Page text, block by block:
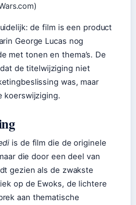
de film is een product
George Lucas nog
met tonen en thema’s. De
de titelwijziging niet
was, maar
koerswijziging.
is de film die de originele
die door een deel van
gezien als de zwakste
op de Ewoks, de lichtere
aan thematische